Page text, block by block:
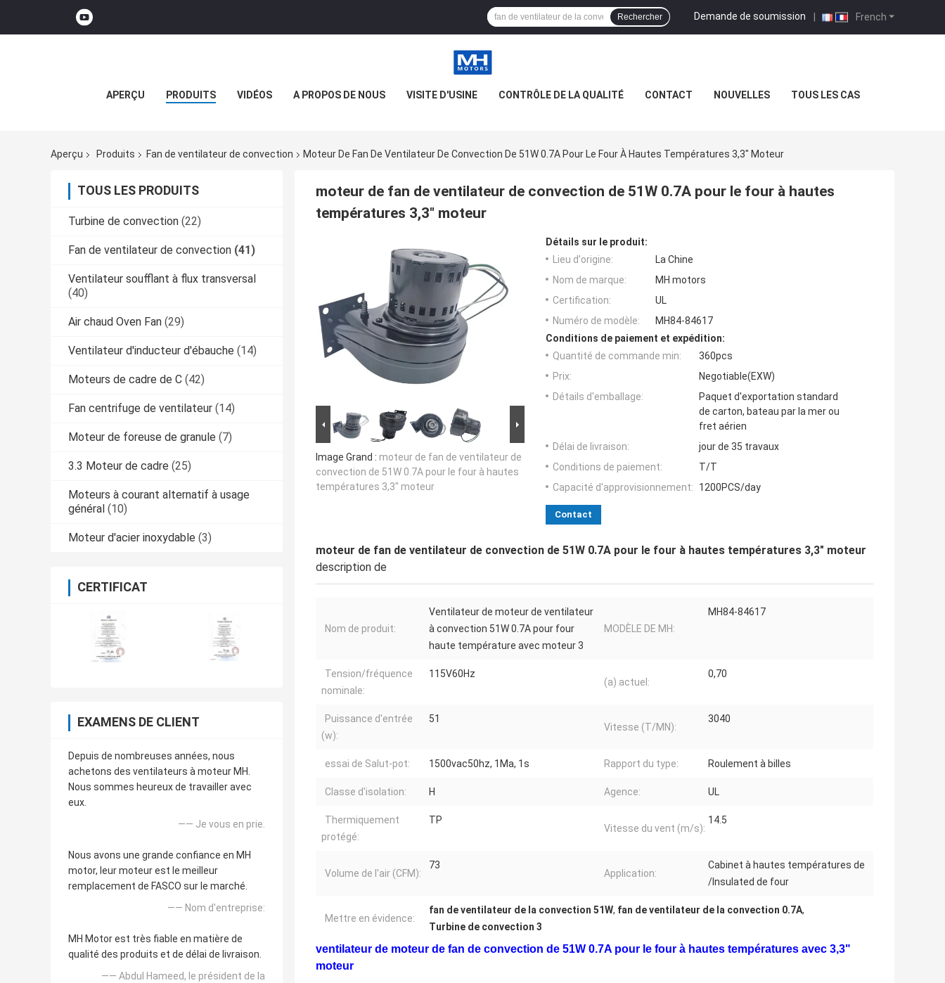
French
Demande de soumission |
Rechercher
APERÇU PRODUITS VIDÉOS A PROPOS DE NOUS VISITE D'USINE CONTRÔLE DE LA QUALITÉ CONTACT NOUVELLES TOUS LES CAS
Aperçu Produits Fan de ventilateur de convection Moteur De Fan De Ventilateur De Convection De 51W 0.7A Pour Le Four À Hautes Températures 3,3" Moteur
TOUS LES PRODUITS
Turbine de convection (22)
Fan de ventilateur de convection (41)
Ventilateur soufflant à flux transversal
(40)
Air chaud Oven Fan (29)
Ventilateur d'inducteur d'ébauche (14)
Moteurs de cadre de C (42)
Fan centrifuge de ventilateur (14)
Moteur de foreuse de granule (7)
3.3 Moteur de cadre (25)
Moteurs à courant alternatif à usage
général (10)
Moteur d'acier inoxydable (3)
CERTIFICAT
EXAMENS DE CLIENT
Depuis de nombreuses années, nous
achetons des ventilateurs à moteur MH.
Nous sommes heureux de travailler avec
eux.
—— Je vous en prie.
Nous avons une grande confiance en MH
motor, leur moteur est le meilleur
remplacement de FASCO sur le marché.
—— Nom d'entreprise:
MH Motor est très fiable en matière de
qualité des produits et de délai de livraison.
—— Abdul Hameed, le président de la
moteur de fan de ventilateur de convection de 51W 0.7A pour le four à hautes
températures 3,3" moteur
Image Grand : moteur de fan de ventilateur de
convection de 51W 0.7A pour le four à hautes
températures 3,3" moteur
Détails sur le produit:
Lieu d'origine:
La Chine
Nom de marque:
MH motors
Certification:
UL
Numéro de modèle:
MH84-84617
Conditions de paiement et expédition:
Quantité de commande min:
360pcs
Prix:
Negotiable(EXW)
Détails d'emballage:
Paquet d'exportation standard
de carton, bateau par la mer ou
fret aérien
Délai de livraison:
jour de 35 travaux
Conditions de paiement:
T/T
Capacité d'approvisionnement:
1200PCS/day
Contact
moteur de fan de ventilateur de convection de 51W 0.7A pour le four à hautes températures 3,3" moteur
description de
Nom de produit:
Ventilateur de moteur de ventilateur
à convection 51W 0.7A pour four
haute température avec moteur 3
MODÈLE DE MH:
MH84-84617
Tension/fréquence
nominale:
115V60Hz
(a) actuel:
0,70
Puissance d'entrée
(w):
51
Vitesse (T/MN):
3040
essai de Salut-pot: 1500vac50hz, 1Ma, 1s Rapport du type: Roulement à billes
Classe d'isolation: H Agence: UL
Thermiquement
protégé:
TP
Vitesse du vent (m/s):
14.5
Volume de l'air (CFM):
73
Application:
Cabinet à hautes températures de
/Insulated de four
Mettre en évidence:
fan de ventilateur de la convection 51W, fan de ventilateur de la convection 0.7A,
Turbine de convection 3
ventilateur de moteur de fan de convection de 51W 0.7A pour le four à hautes températures avec 3,3"
moteur